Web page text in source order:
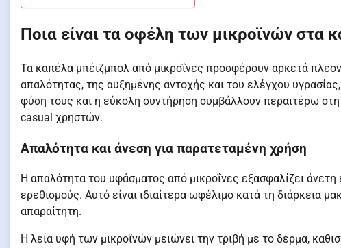
Ποια είναι τα οφέλη των μικροϊνών στα
Τα καπέλα μπέιζμπολ από μικροΐνες προσφέρουν αρκετά
απαλότητας, της αυξημένης αντοχής και του ελέγχου
φύση τους και η εύκολη συντήρηση συμβάλλουν περαιτέρω
casual χρηστών.
Απαλότητα και άνεση για παρατεταμένη χρήση
Η απαλότητα του υφάσματος από μικροΐνες εξασφαλίζει
ερεθισμούς. Αυτό είναι ιδιαίτερα ωφέλιμο κατά τη διάρκεια
απαραίτητη.
Η λεία υφή των μικροϊνών μειώνει την τριβή με το δέρμα,